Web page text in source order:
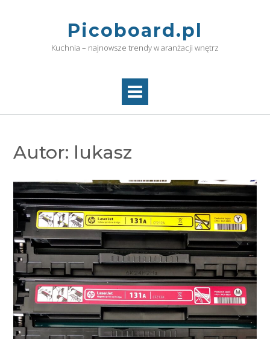
Picoboard.pl
Kuchnia – najnowsze trendy w aranżacji wnętrz
Autor: lukasz